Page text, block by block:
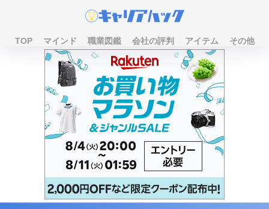
TOP マインド 職業図鑑 会社の評判 アイテム その他